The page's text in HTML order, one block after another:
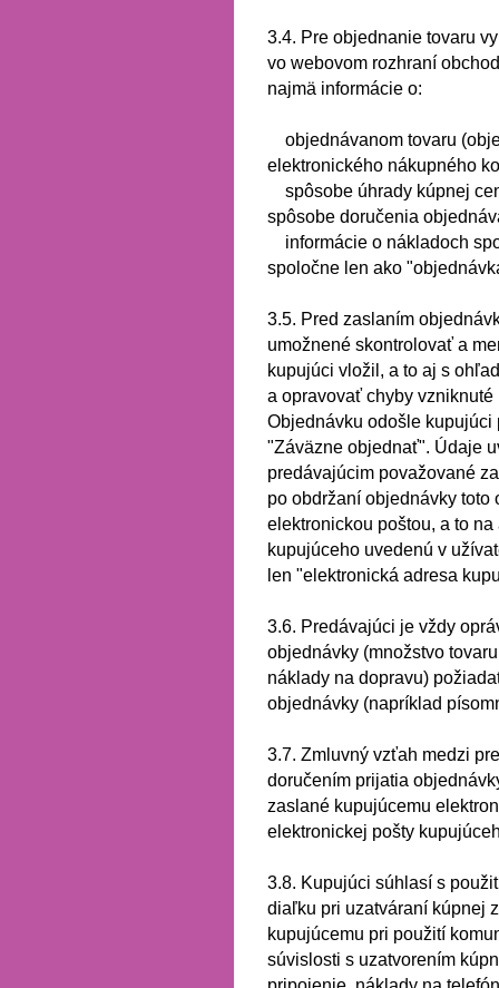
3.4. Pre objednanie tovaru
vo webovom rozhraní
najmä informácie o:
objednávanom tovaru
elektronického nákupného
spôsobe úhrady kúpnej
spôsobe doručenia
informácie o nákladoch
spoločne len ako
3.5. Pred zaslaním
umožnené skontrolovať a
kupujúci vložil, a to aj s
a opravovať chyby
Objednávku odošle
"Záväzne objednať". Údaje
predávajúcim považované
po obdržaní objednávky toto
elektronickou poštou, a to
kupujúceho uvedenú v
len "elektronická adresa
3.6. Predávajúci je vždy
objednávky (množstvo
náklady na dopravu)
objednávky (napríklad
3.7. Zmluvný vzťah medzi
doručením prijatia
zaslané kupujúcemu
elektronickej pošty
3.8. Kupujúci súhlasí s
diaľku pri uzatváraní kúpnej
kupujúcemu pri použití
súvislosti s uzatvorením